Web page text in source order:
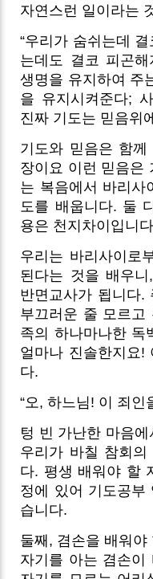
자연스런 일이라는
“우리가 숨쉬는데
는데도 결코 피곤
생명을 유지하여 주
을 유지시켜준다;
진짜 기도는 믿음위
기도와 믿음은 함
장이요 이런 믿음은
는 복음에서 바리사
도를 배웁니다. 둘
용은 천지차이입니
우리는 바리사이로
된다는 것을 배우
반면교사가 됩니다.
부끄러운 줄 모르고
족의 하나마나한 독
얼마나 진솔한지요!
다.
“오, 하느님! 이 죄인
텅 빈 가난한 마음
우리가 바칠 참회의
다. 평생 배워야 할
정에 있어 기도공부
습니다.
둘째, 겸손을 배워야
자기를 아는 겸손이